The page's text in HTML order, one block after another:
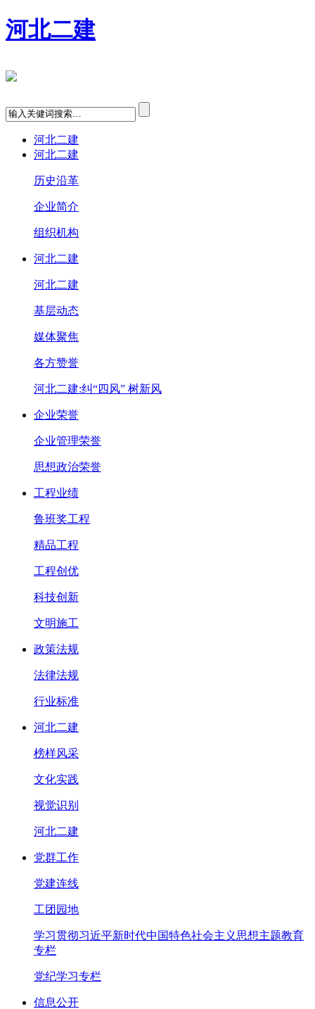
河北二建
河北二建
河北二建
历史沿革
企业简介
组织机构
河北二建
河北二建
基层动态
媒体聚焦
各方赞誉
河北二建:纠“四风” 树新风
企业荣誉
企业管理荣誉
思想政治荣誉
工程业绩
鲁班奖工程
精品工程
工程创优
科技创新
文明施工
政策法规
法律法规
行业标准
河北二建
榜样风采
文化实践
视觉识别
河北二建
党群工作
党建连线
工团园地
学习贯彻习近平新时代中国特色社会主义思想主题教育
专栏
党纪学习专栏
信息公开